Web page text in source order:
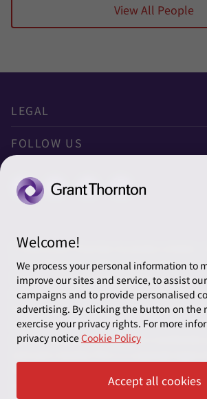
View All People
LEGAL
Privacy
FOLLOW US
© 2026 Grant Thornton Australia Limited –
“Grant Thornton” refers to the brand under
Thornton member firms provide assurance,
services to their clients and/or refers to one
firms, as the context requires. Grant
member firm of Grant Thornton
and the member firms are not a worldwide
to clients. GTIL and its member firms are
Welcome!
We process your personal information to
improve our sites and service, to assist
campaigns and to provide personalised
advertising. By clicking the button on the
exercise your privacy rights. For more
privacy noticeCookie Policy
Accept all cookies